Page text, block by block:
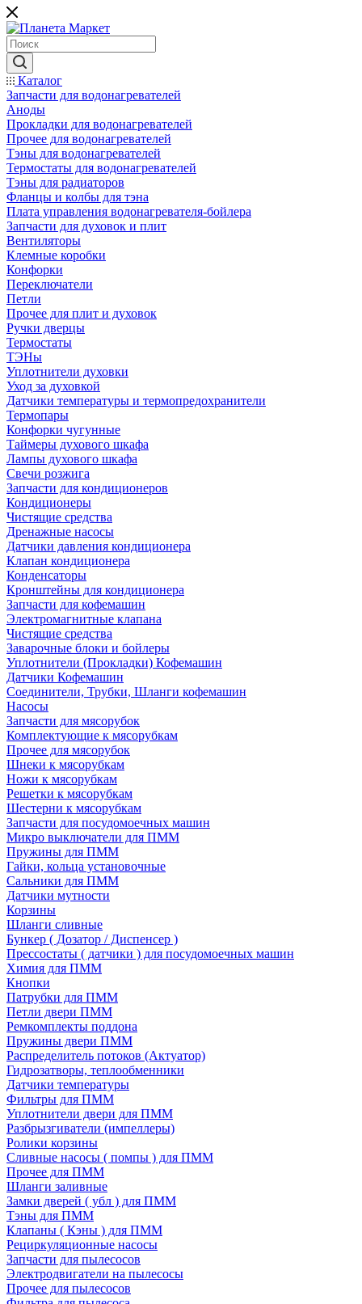
Каталог
Запчасти для водонагревателей
Аноды
Прокладки для водонагревателей
Прочее для водонагревателей
Тэны для водонагревателей
Термостаты для водонагревателей
Тэны для радиаторов
Фланцы и колбы для тэна
Плата управления водонагревателя-бойлера
Запчасти для духовок и плит
Вентиляторы
Клемные коробки
Конфорки
Переключатели
Петли
Прочее для плит и духовок
Ручки дверцы
Термостаты
ТЭНы
Уплотнители духовки
Уход за духовкой
Датчики температуры и термопредохранители
Термопары
Конфорки чугунные
Таймеры духового шкафа
Лампы духового шкафа
Свечи розжига
Запчасти для кондиционеров
Кондиционеры
Чистящие средства
Дренажные насосы
Датчики давления кондиционера
Клапан кондиционера
Конденсаторы
Кронштейны для кондиционера
Запчасти для кофемашин
Электромагнитные клапана
Чистящие средства
Заварочные блоки и бойлеры
Уплотнители (Прокладки) Кофемашин
Датчики Кофемашин
Соединители, Трубки, Шланги кофемашин
Насосы
Запчасти для мясорубок
Комплектующие к мясорубкам
Прочее для мясорубок
Шнеки к мясорубкам
Ножи к мясорубкам
Решетки к мясорубкам
Шестерни к мясорубкам
Запчасти для посудомоечных машин
Микро выключатели для ПММ
Пружины для ПММ
Гайки, кольца установочные
Сальники для ПММ
Датчики мутности
Корзины
Шланги сливные
Бункер ( Дозатор / Диспенсер )
Прессостаты ( датчики ) для посудомоечных машин
Химия для ПММ
Кнопки
Патрубки для ПММ
Петли двери ПММ
Ремкомплекты поддона
Пружины двери ПММ
Распределитель потоков (Актуатор)
Гидрозатворы, теплообменники
Датчики температуры
Фильтры для ПММ
Уплотнители двери для ПММ
Разбрызгиватели (импеллеры)
Ролики корзины
Сливные насосы ( помпы ) для ПММ
Прочее для ПММ
Шланги заливные
Замки дверей ( убл ) для ПММ
Тэны для ПММ
Клапаны ( Кэны ) для ПММ
Рециркуляционные насосы
Запчасти для пылесосов
Электродвигатели на пылесосы
Прочее для пылесосов